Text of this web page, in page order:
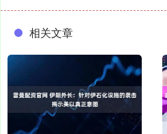
相关文章